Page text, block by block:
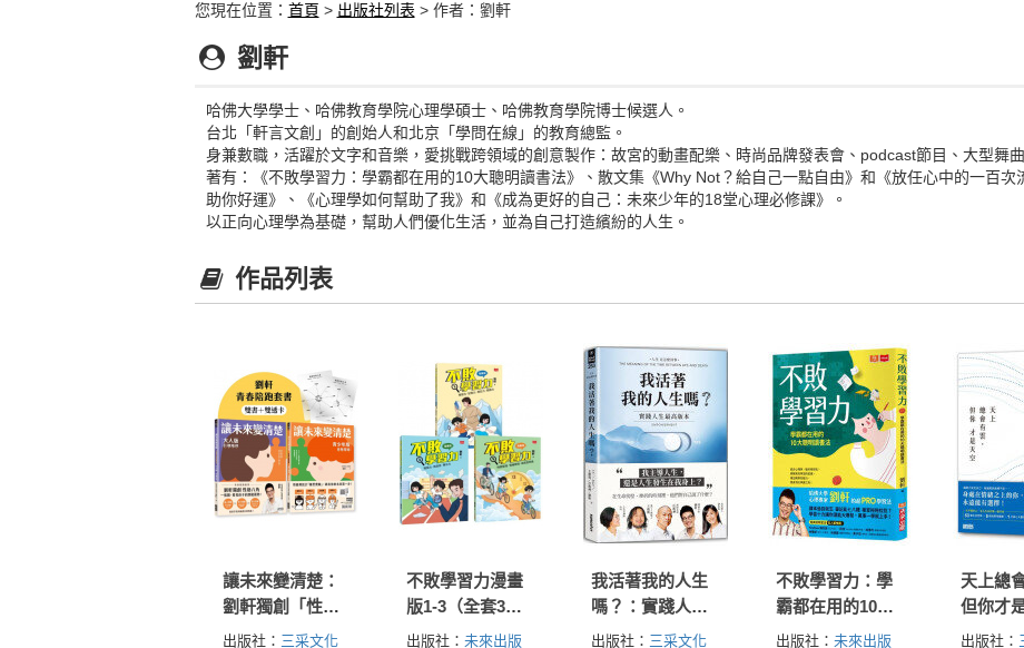
您現在位置： 首頁 > 出版社列表 > 作者：劉軒
劉軒
哈佛大學學士、哈佛教育學院心理學碩士、哈佛教育學院博士候選人。
台北「軒言文創」的創始人和北京「學問在線」的教育總監。
身兼數職，活躍於文字和音樂，愛挑戰跨領域的創意製作：故宮的動畫配樂、時尚品牌發表會、podcast節目、大型舞曲
著有：《不敗學習力：學霸都在用的10大聰明讀書法》、散文集《Why Not？給自己一點自由》和《放任心中的一百
助你好運》、《心理學如何幫助了我》和《成為更好的自己：未來少年的18堂心理必修課》。
以正向心理學為基礎，幫助人們優化生活，並為自己打造繽紛的人生。
作品列表
讓未來變清楚：
劉軒獨創「性格
八角」青春陪跑
出版社： 三采文化
不敗學習力漫畫
版1-3（全套3
冊）
出版社：未來出版
我活著我的人生
嗎？：實踐人生
最高版本
出版社： 三采文化
不敗學習力：學
霸都在用的10大
聰明讀書法
出版社： 未來出版
天上總
但你才
出版社：